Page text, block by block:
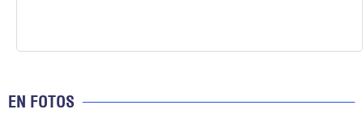
EN FOTOS